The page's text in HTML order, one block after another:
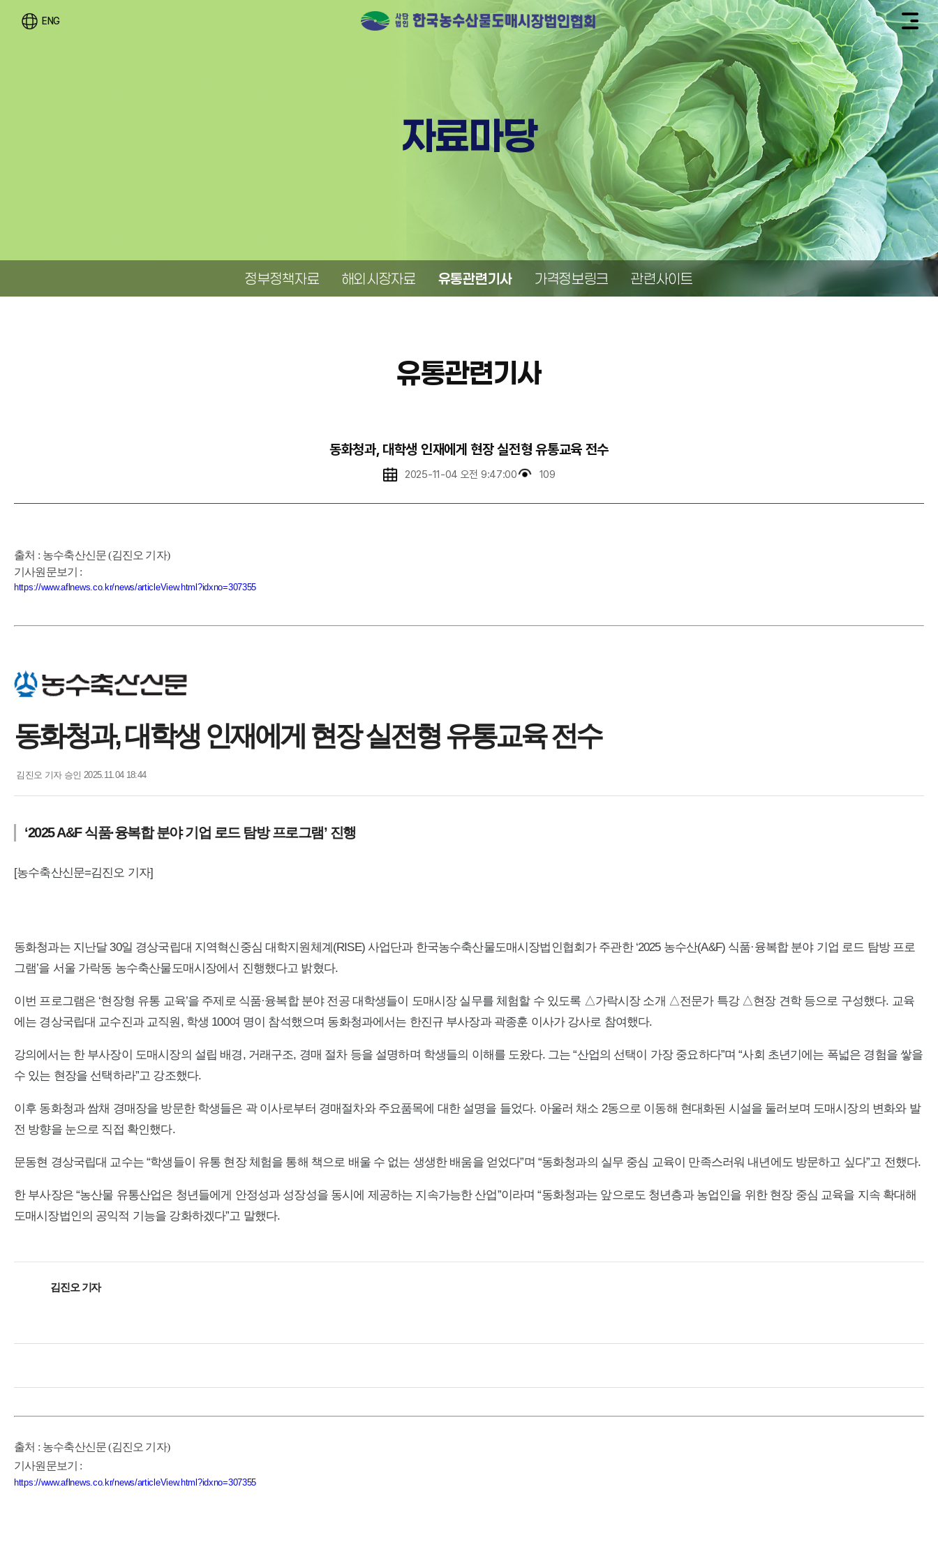
ENG
자료마당
정부정책자료 해외시장자료 유통관련기사 가격정보링크 관련사이트
유통관련기사
동화청과, 대학생 인재에게 현장 실전형 유통교육 전수
2025-11-04 오전 9:47:00 109
출처 : 농수축산신문 (김진오 기자)
기사원문보기 :
https://www.aflnews.co.kr/news/articleView.html?idxno=307355
동화청과, 대학생 인재에게 현장 실전형 유통교육 전수
김진오 기자승인 2025.11.04 18:44
‘2025 A&F 식품·융복합 분야 기업 로드 탐방 프로그램’ 진행
[농수축산신문=김진오 기자]
동화청과는 지난달 30일 경상국립대 지역혁신중심 대학지원체계(RISE) 사업단과 한국농수축산물도매시장법인협회가 주관한 ‘2025 농수산(A&F) 식품·융복합 분야 기업 로드 탐방 프로
그램’을 서울 가락동 농수축산물도매시장에서 진행했다고 밝혔다.
이번 프로그램은 ‘현장형 유통 교육’을 주제로 식품·융복합 분야 전공 대학생들이 도매시장 실무를 체험할 수 있도록 △가락시장 소개 △전문가 특강 △현장 견학 등으로 구성했다. 교육
에는 경상국립대 교수진과 교직원, 학생 100여 명이 참석했으며 동화청과에서는 한진규 부사장과 곽종훈 이사가 강사로 참여했다.
강의에서는 한 부사장이 도매시장의 설립 배경, 거래구조, 경매 절차 등을 설명하며 학생들의 이해를 도왔다. 그는 “산업의 선택이 가장 중요하다”며 “사회 초년기에는 폭넓은 경험을 쌓을
수 있는 현장을 선택하라”고 강조했다.
이후 동화청과 쌈채 경매장을 방문한 학생들은 곽 이사로부터 경매절차와 주요품목에 대한 설명을 들었다. 아울러 채소 2동으로 이동해 현대화된 시설을 둘러보며 도매시장의 변화와 발
전 방향을 눈으로 직접 확인했다.
문동현 경상국립대 교수는 “학생들이 유통 현장 체험을 통해 책으로 배울 수 없는 생생한 배움을 얻었다”며 “동화청과의 실무 중심 교육이 만족스러워 내년에도 방문하고 싶다”고 전했다.
한 부사장은 “농산물 유통산업은 청년들에게 안정성과 성장성을 동시에 제공하는 지속가능한 산업”이라며 “동화청과는 앞으로도 청년층과 농업인을 위한 현장 중심 교육을 지속 확대해
도매시장법인의 공익적 기능을 강화하겠다”고 말했다.
김진오 기자
출처 : 농수축산신문 (김진오 기자)
기사원문보기 :
https://www.aflnews.co.kr/news/articleView.html?idxno=307355